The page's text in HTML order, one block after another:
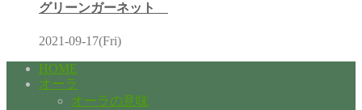
グリーンガーネット
2021-09-17(Fri)
HOME
オーラ
オーラの意味